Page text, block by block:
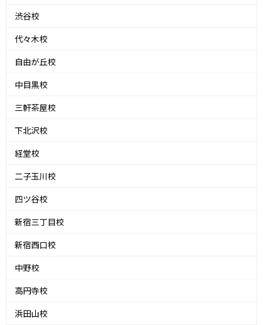
渋谷校
代々木校
自由が丘校
中目黒校
三軒茶屋校
下北沢校
経堂校
二子玉川校
四ツ谷校
新宿三丁目校
新宿西口校
中野校
高円寺校
浜田山校